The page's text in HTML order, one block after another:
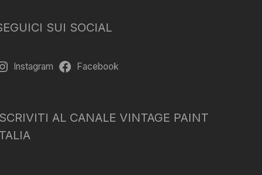
SUI SOCIAL
Instagram Facebook
AL CANALE VINTAGE PAINT